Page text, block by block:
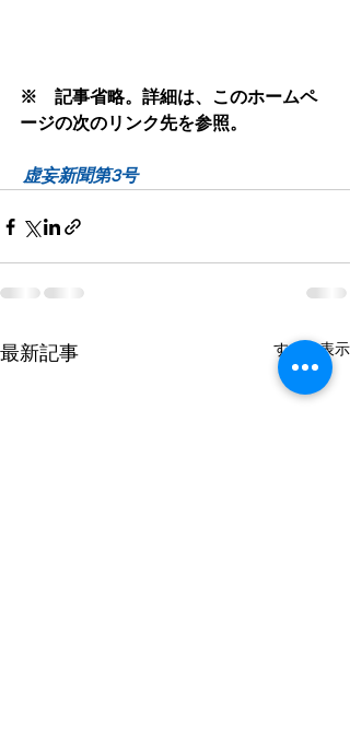
※　記事省略。詳細は、このホームペ
ージの次のリンク先を参照。
虚妄新聞第3号
最新記事 すべて表示